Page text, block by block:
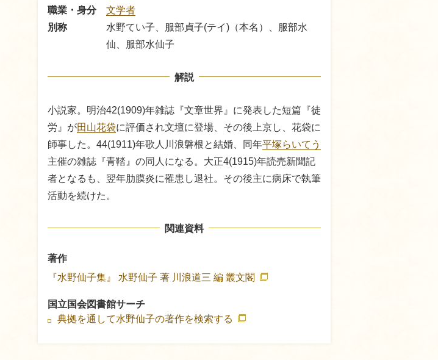
職業・身分
文学者
別称
水野てい子、服部貞子(テイ)（本名）、服部水
仙、服部水仙子
解説
小説家。明治42(1909)年雑誌『文章世界』に発表した短篇『徒
労』が田山花袋に評価され文壇に登場、その後上京し、花袋に
師事した。44(1911)年歌人川浪磐根と結婚、同年平塚らいてう
主催の雑誌『青鞜』の同人になる。大正4(1915)年読売新聞記
者となるも、翌年肋膜炎に罹患し退社。その後主に病床で執筆
活動を続けた。
関連資料
著作
『水野仙子集』
水野仙子 著 川浪道三 編 叢文閣
国立国会図書館サーチ
典拠を通して水野仙子の著作を検索する